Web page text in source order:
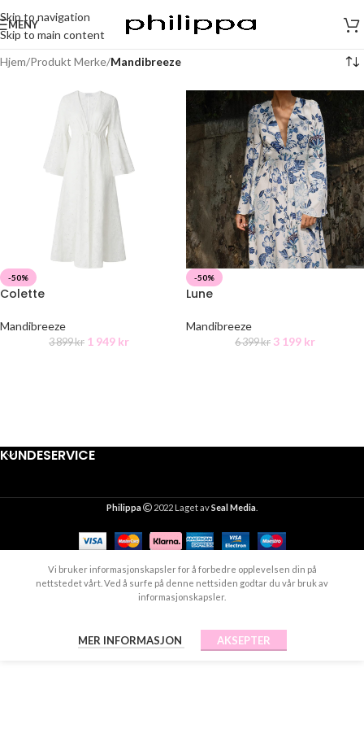
Skip to navigation
Skip to main content
MENY
Hjem/Produkt Merke/Mandibreeze
-50%
Colette
Mandibreeze
3 899kr 1 949 kr
-50%
Lune
Mandibreeze
6 399kr 3 199 kr
KUNDESERVICE
Philippa 2022 Laget avSeal Media
Vi bruker informasjonskapsler for å forbedre opplevelsen din på
nettstedet vårt. Ved å surfe på denne nettsiden godtar du vår bruk av
informasjonskapsler.
MER INFORMASJON AKSEPTER